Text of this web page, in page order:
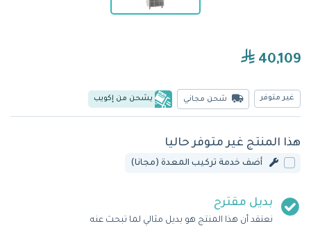
40,109
غير متوفر شحن مجاني يشحن من إكويب
هذا المنتج غير متوفر حاليا
أضف خدمة تركيب المعدة (مجانا)
بديل مقترح
نعتقد أن هذا المنتج هو بديل مثالي لما تبحث عنه